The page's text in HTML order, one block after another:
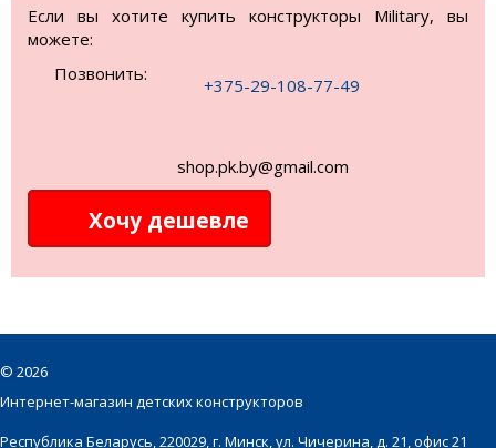
Если вы хотите купить конструкторы Military, вы
можете:
Позвонить:
+375-29-108-77-49
shop.pk.by@gmail.com
Хочу дешевле
© 2026
Интернет-магазин детских конструкторов
Республика Беларусь, 220029, г. Минск, ул. Чичерина, д. 21, офис 21